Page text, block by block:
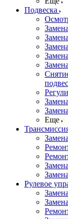
Подвеска
Еще
Рулевое